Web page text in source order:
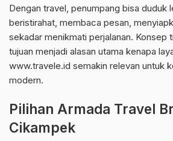
Dengan travel, penumpang bisa duduk
beristirahat, membaca pesan,
sekadar menikmati perjalanan. Konsep
tujuan menjadi alasan utama kenapa
www.travele.id semakin relevan untuk
modern.
Pilihan Armada Travel
Cikampek